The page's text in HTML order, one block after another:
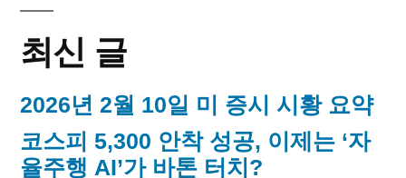
운
동
가
김
최신 글
2026년 2월 10일 미 증시 시황 요약
코스피 5,300 안착 성공, 이제는 ‘자
율주행 AI’가 바톤 터치?